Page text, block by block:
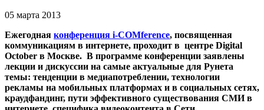
05 марта 2013
Ежегодная конференция i-СOMference, посвященная
коммуникациям в интернете, проходит в центре Digital
October в Москве. В программе конференции заявлены
лекции и дискуссии на самые актуальные для Рунета
темы: тенденции в медиапотреблении, технологии
рекламы на мобильных платформах и в социальных сетях,
краудфандинг, пути эффективного существования СМИ в